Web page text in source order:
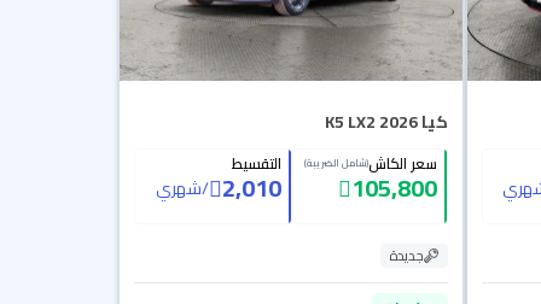
كيا K5 LX2 2026
سعر الكاش(شامل الضريبة)
105,800
التقسيط
2,010
/شهري
جديدة